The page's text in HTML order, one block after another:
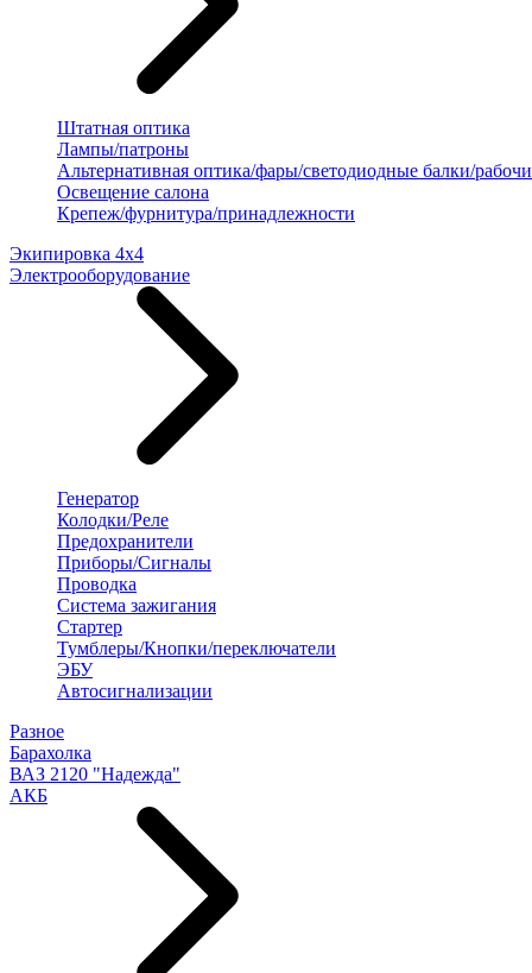
Штатная оптика
Лампы/патроны
Альтернативная оптика/фары/светодиодные балки/
Освещение салона
Крепеж/фурнитура/принадлежности
Экипировка 4х4
Электрооборудование
Генератор
Колодки/Реле
Предохранители
Приборы/Сигналы
Проводка
Система зажигания
Стартер
Тумблеры/Кнопки/переключатели
ЭБУ
Автосигнализации
Разное
Барахолка
ВАЗ 2120 "Надежда"
АКБ